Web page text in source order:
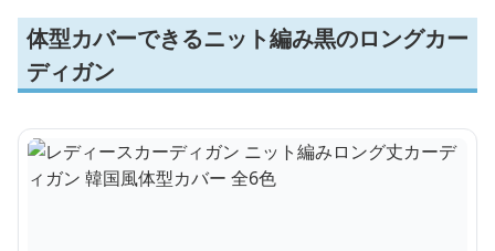
体型カバーできるニット編み黒のロングカー
ディガン